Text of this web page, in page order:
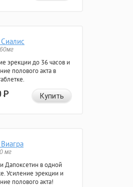
эрекции до 36 часов и
полового акта в
Р Купить
мг
Дапоксетин в одной
Усиление эрекции и
полового акта!